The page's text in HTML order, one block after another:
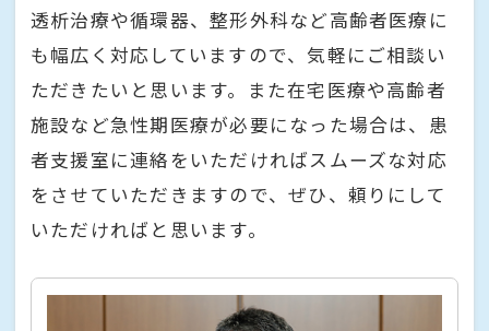
透析治療や循環器、整形外科など高齢者医療に
も幅広く対応していますので、気軽にご相談い
ただきたいと思います。また在宅医療や高齢者
施設など急性期医療が必要になった場合は、患
者支援室に連絡をいただければスムーズな対応
をさせていただきますので、ぜひ、頼りにして
いただければと思います。